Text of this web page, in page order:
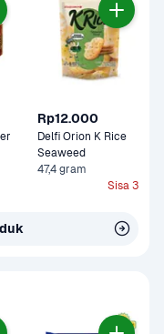
Rp12.000
Delfi Orion K Rice
47,4 gram
Sisa 3